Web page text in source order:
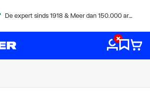
De expert sinds 1918 & Meer dan 150.000 artikelen